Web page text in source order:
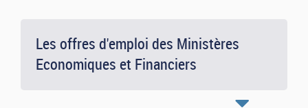
Les offres d'emploi des Ministères
Economiques et Financiers